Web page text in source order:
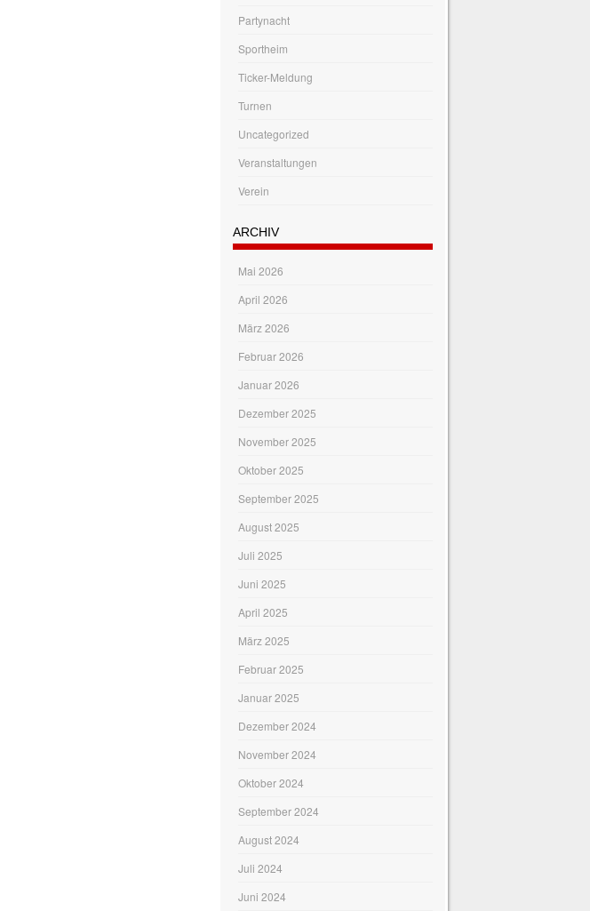
Partynacht
Sportheim
Ticker-Meldung
Turnen
Uncategorized
Veranstaltungen
Verein
ARCHIV
Mai 2026
April 2026
März 2026
Februar 2026
Januar 2026
Dezember 2025
November 2025
Oktober 2025
September 2025
August 2025
Juli 2025
Juni 2025
April 2025
März 2025
Februar 2025
Januar 2025
Dezember 2024
November 2024
Oktober 2024
September 2024
August 2024
Juli 2024
Juni 2024